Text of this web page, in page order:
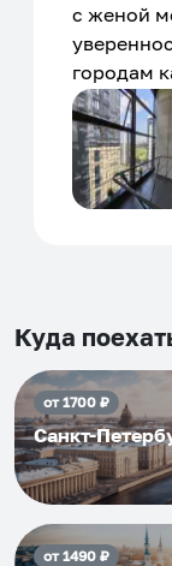
с женой
городам
только в
отличном
человек,
Куда
от1700₽
Санкт-
от1490₽